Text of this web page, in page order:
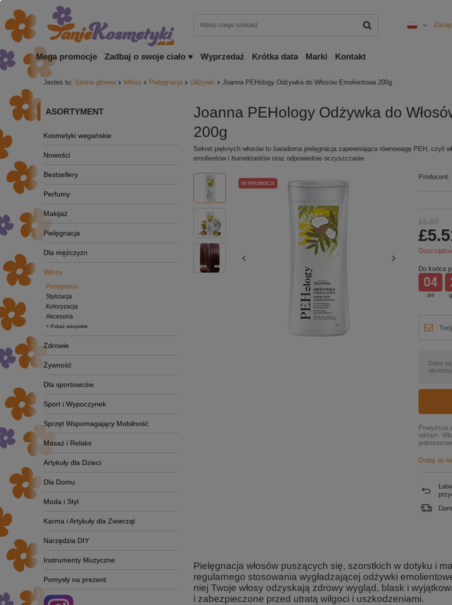
Mega promocje Zadbaj o swoje ciało ♥ Wyprzedaż Krótka data Marki Kontakt
Jesteś tu: Strona główna Włosy Pielęgnacja Odżywki Joanna PEHology Odżywka do Włosów Emolientowa 200g
ASORTYMENT
Kosmetyki wegańskie
Nowości
Bestsellery
Perfumy
Makijaż
Pielęgnacja
Dla mężczyzn
Włosy
Pielęgnacja
Stylizacja
Koloryzacja
Akcesoria
+ Pokaż wszystkie
Zdrowie
Żywność
Dla sportowców
Sport i Wypoczynek
Sprzęt Wspomagający Mobilność
Masaż i Relaks
Artykuły dla Dzieci
Dla Domu
Moda i Styl
Karma i Artykuły dla Zwierząt
Narzędzia DIY
Instrumenty Muzyczne
Pomysły na prezent
Joanna PEHology Odżywka do
200g
Sekret pięknych włosów to świadoma pielęgnacja zapewniająca równowagę PEH, czyli
emolientów i humektantów oraz odpowiednie oczyszczanie.
W PROMOCJI
Producent:
£6.89
Do końca
dni
04
Dane
Powyższe
reklam.
Dodaj do
Pielęgnacja włosów puszących się, szorstkich w dotyku i
regularnego stosowania wygładzającej odżywki
niej Twoje włosy odzyskają zdrowy wygląd, blask i
i zabezpieczone przed utratą wilgoci i uszkodzeniami.